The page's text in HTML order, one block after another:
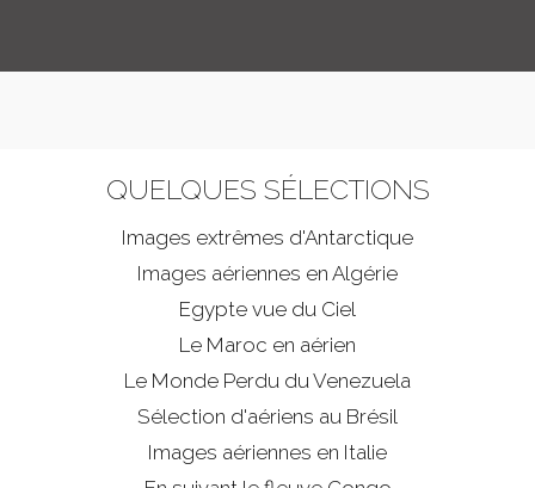
QUELQUES SÉLECTIONS
Images extrêmes d'Antarctique
Images aériennes en Algérie
Egypte vue du Ciel
Le Maroc en aérien
Le Monde Perdu du Venezuela
Sélection d'aériens au Brésil
Images aériennes en Italie